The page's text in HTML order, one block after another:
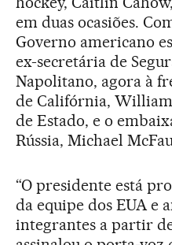
em duas ocasiões.
Governo americano
ex-secretária de
Napolitano, agora à
de Califórnia,
de Estado, e o
Rússia, Michael
“O presidente está
da equipe dos EUA e
integrantes a partir